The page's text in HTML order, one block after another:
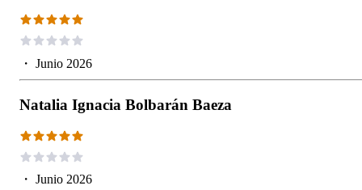
・ Junio 2026
Natalia Ignacia Bolbarán Baeza
・ Junio 2026